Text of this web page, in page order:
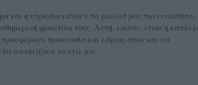
και η υγρασία κάνουν τα μαλλιά μας πιο ευαίσθητα,
φροντίδα τους. Αυτή, λοιπόν, είναι η
προστασία και λάμψη, όπως και να
αναδείξουν το στιλ μας.